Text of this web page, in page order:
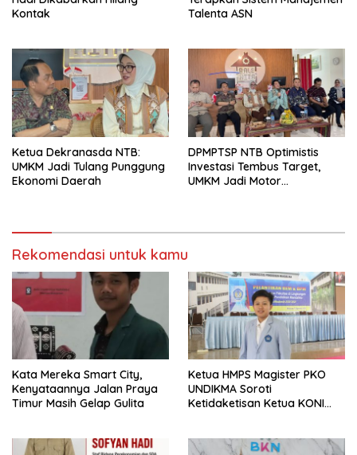
Kontak
Talenta ASN
Ketua Dekranasda NTB:
UMKM Jadi Tulang Punggung
Ekonomi Daerah
DPMPTSP NTB Optimistis
Investasi Tembus Target,
UMKM Jadi Motor
Rekomendasi untuk kamu
Kata Mereka Smart City,
Kenyataannya Jalan Praya
Timur Masih Gelap Gulita
Ketua HMPS Magister PKO
UNDIKMA Soroti
Ketidaketisan Ketua KONI
Arena Kepentingan Sesaat